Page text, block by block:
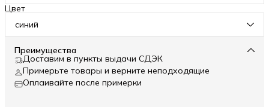
Цвет
синий
Преимущества
Доставим в пункты выдачи СДЭК
Примерьте товары и верните неподходящие
Оплаивайте после примерки